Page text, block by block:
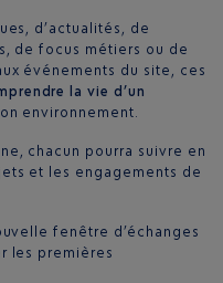
d’actualités, de
de focus métiers ou de
événements du site, ces
la vie d’un
environnement.
chacun pourra suivre en
et les engagements de
fenêtre d’échanges
les premières